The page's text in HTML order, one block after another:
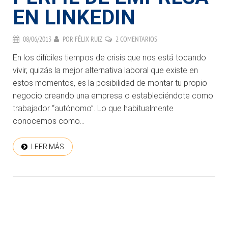
EN LINKEDIN
08/06/2013 POR FÉLIX RUIZ 2 COMENTARIOS
En los difíciles tiempos de crisis que nos está tocando
vivir, quizás la mejor alternativa laboral que existe en
estos momentos, es la posibilidad de montar tu propio
negocio creando una empresa o estableciéndote como
trabajador “autónomo”. Lo que habitualmente
conocemos como...
LEER MÁS